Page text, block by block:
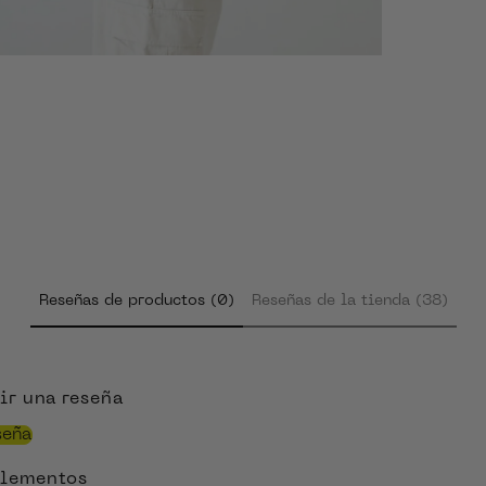
Reseñas de productos (0) Reseñas de la tienda (38)
una reseña